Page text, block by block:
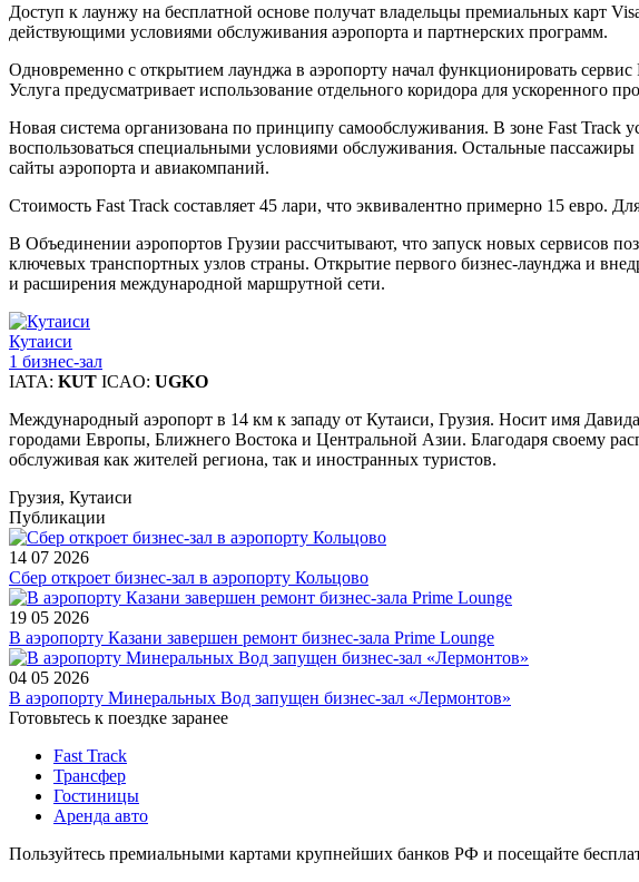
Доступ к лаунжу на бесплатной основе получат владельцы премиальных карт
действующими условиями обслуживания аэропорта и партнерских программ.
Одновременно с открытием лаунджа в аэропорту начал функционировать
Услуга предусматривает использование отдельного коридора для ускоренного
Новая система организована по принципу самообслуживания. В зоне Fast Track
воспользоваться специальными условиями обслуживания. Остальные
сайты аэропорта и авиакомпаний.
Стоимость Fast Track составляет 45 лари, что эквивалентно примерно 15 евро.
В Объединении аэропортов Грузии рассчитывают, что запуск новых сервисов
ключевых транспортных узлов страны. Открытие первого бизнес-лаунджа и
и расширения международной маршрутной сети.
Кутаиси
1 бизнес-зал
IATA: KUT ICAO: UGKO
Международный аэропорт в 14 км к западу от Кутаиси, Грузия. Носит имя
городами Европы, Ближнего Востока и Центральной Азии. Благодаря своему
обслуживая как жителей региона, так и иностранных туристов.
Грузия, Кутаиси
Публикации
14 07 2026
Сбер откроет бизнес-зал в аэропорту Кольцово
19 05 2026
В аэропорту Казани завершен ремонт бизнес-зала Prime Lounge
04 05 2026
В аэропорту Минеральных Вод запущен бизнес-зал «Лермонтов»
Готовьтесь к поездке заранее
Fast Track
Трансфер
Гостиницы
Аренда авто
Пользуйтесь премиальными картами крупнейших банков РФ и посещайте